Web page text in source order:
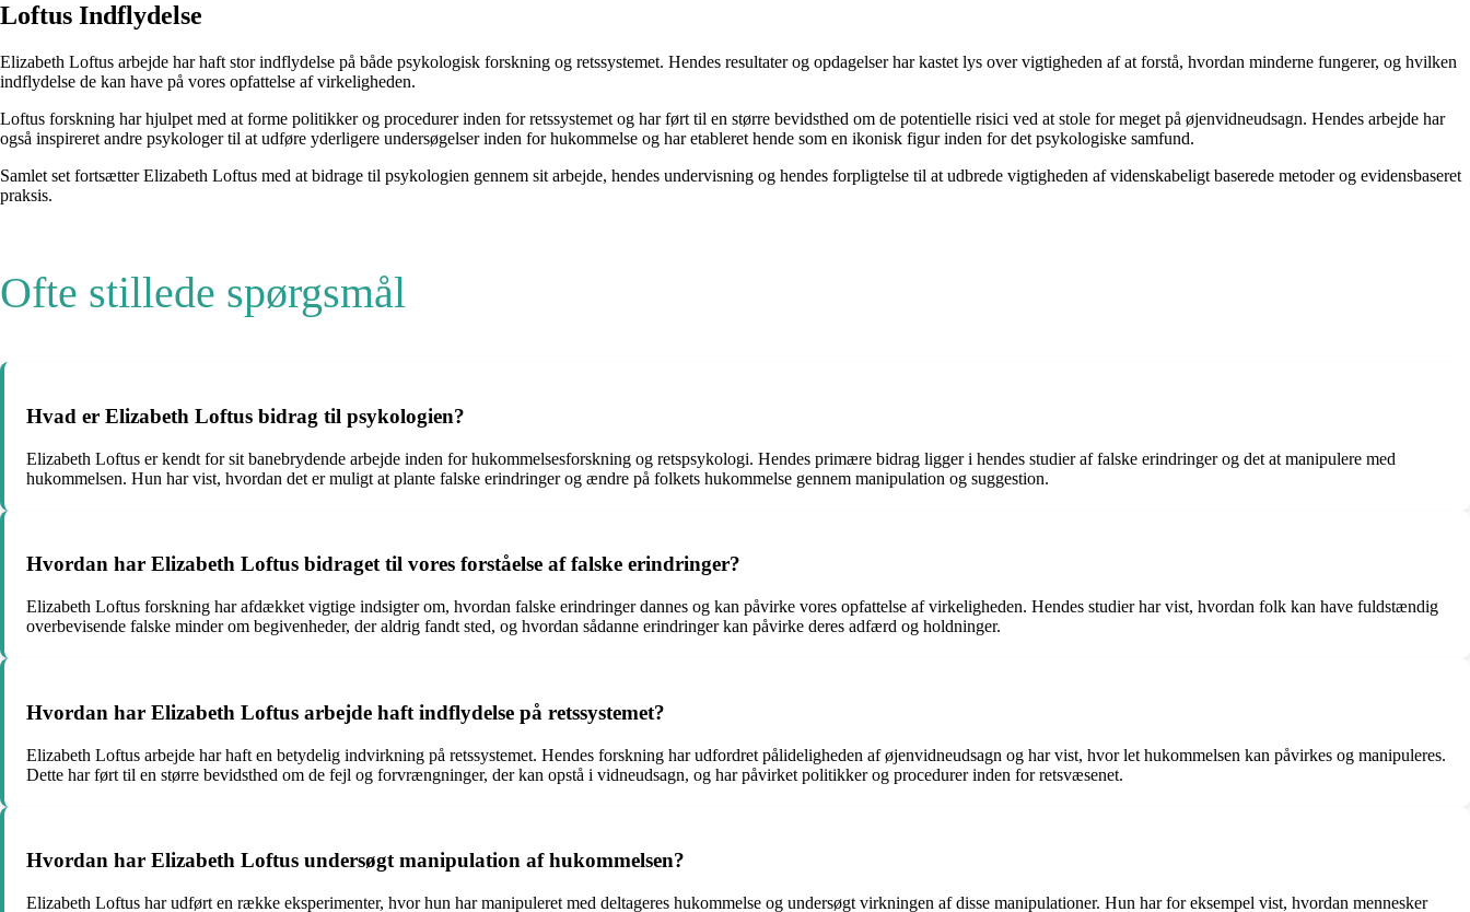
Loftus Indflydelse
Elizabeth Loftus arbejde har haft stor indflydelse på både psykologisk forskning og retssystemet. Hendes resultater og opdagelser har kastet lys over vigtigheden af at forstå, hvordan minderne fungerer, og hvilken
indflydelse de kan have på vores opfattelse af virkeligheden.
Loftus forskning har hjulpet med at forme politikker og procedurer inden for retssystemet og har ført til en større bevidsthed om de potentielle risici ved at stole for meget på øjenvidneudsagn. Hendes arbejde har
også inspireret andre psykologer til at udføre yderligere undersøgelser inden for hukommelse og har etableret hende som en ikonisk figur inden for det psykologiske samfund.
Samlet set fortsætter Elizabeth Loftus med at bidrage til psykologien gennem sit arbejde, hendes undervisning og hendes forpligtelse til at udbrede vigtigheden af videnskabeligt baserede metoder og evidensbaseret
praksis.
Ofte stillede spørgsmål
Hvad er Elizabeth Loftus bidrag til psykologien?
Elizabeth Loftus er kendt for sit banebrydende arbejde inden for hukommelsesforskning og retspsykologi. Hendes primære bidrag ligger i hendes studier af falske erindringer og det at manipulere med
hukommelsen. Hun har vist, hvordan det er muligt at plante falske erindringer og ændre på folkets hukommelse gennem manipulation og suggestion.
Hvordan har Elizabeth Loftus bidraget til vores forståelse af falske erindringer?
Elizabeth Loftus forskning har afdækket vigtige indsigter om, hvordan falske erindringer dannes og kan påvirke vores opfattelse af virkeligheden. Hendes studier har vist, hvordan folk kan have fuldstændig
overbevisende falske minder om begivenheder, der aldrig fandt sted, og hvordan sådanne erindringer kan påvirke deres adfærd og holdninger.
Hvordan har Elizabeth Loftus arbejde haft indflydelse på retssystemet?
Elizabeth Loftus arbejde har haft en betydelig indvirkning på retssystemet. Hendes forskning har udfordret pålideligheden af øjenvidneudsagn og har vist, hvor let hukommelsen kan påvirkes og manipuleres.
Dette har ført til en større bevidsthed om de fejl og forvrængninger, der kan opstå i vidneudsagn, og har påvirket politikker og procedurer inden for retsvæsenet.
Hvordan har Elizabeth Loftus undersøgt manipulation af hukommelsen?
Elizabeth Loftus har udført en række eksperimenter, hvor hun har manipuleret med deltageres hukommelse og undersøgt virkningen af disse manipulationer. Hun har for eksempel vist, hvordan mennesker